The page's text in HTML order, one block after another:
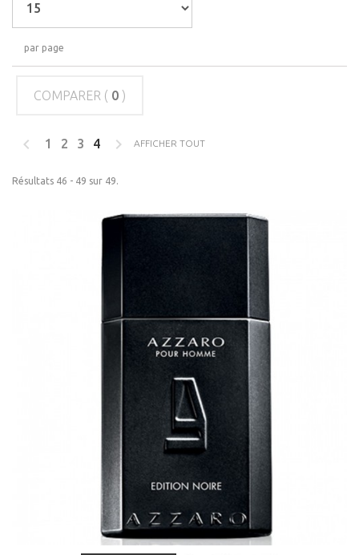
par page
COMPARER ( 0 )
AFFICHER TOUT
1 2 3 4
Résultats 46 - 49 sur 49.